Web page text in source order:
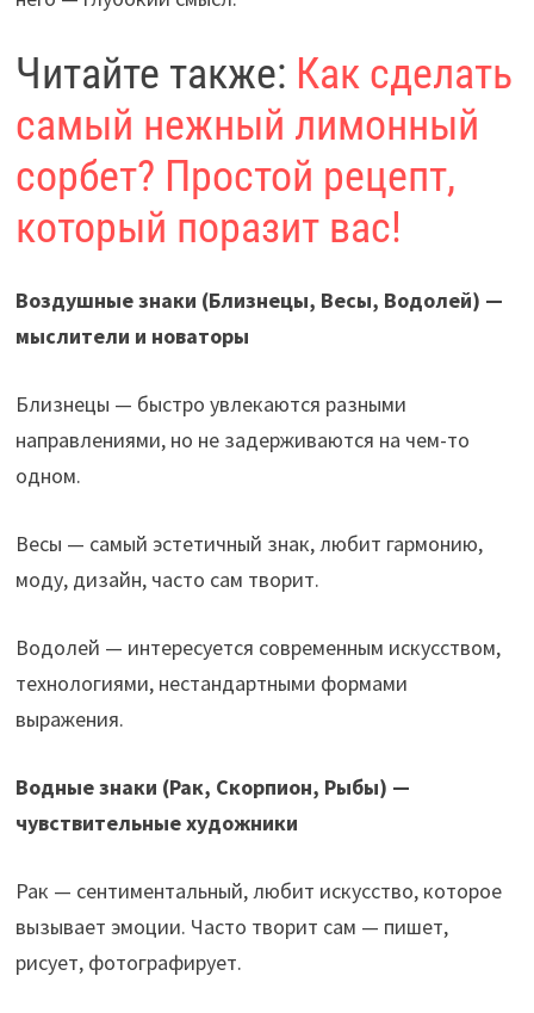
Читайте также: Как сделать
самый нежный лимонный
сорбет? Простой рецепт,
который поразит вас!
Воздушные знаки (Близнецы, Весы, Водолей) —
мыслители и новаторы
Близнецы — быстро увлекаются разными
направлениями, но не задерживаются на чем-то
одном.
Весы — самый эстетичный знак, любит гармонию,
моду, дизайн, часто сам творит.
Водолей — интересуется современным искусством,
технологиями, нестандартными формами
выражения.
Водные знаки (Рак, Скорпион, Рыбы) —
чувствительные художники
Рак — сентиментальный, любит искусство, которое
вызывает эмоции. Часто творит сам — пишет,
рисует, фотографирует.